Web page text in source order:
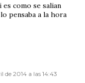
es como se salian
pensaba a la hora
de 2014 a las 14:43